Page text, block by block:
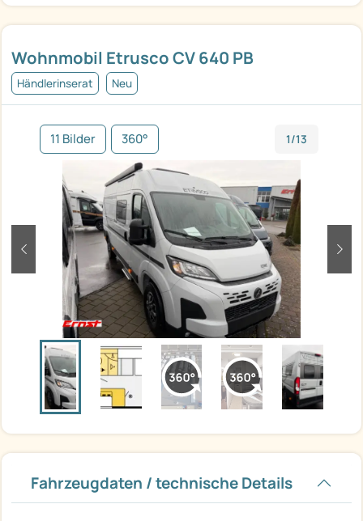
Wohnmobil Etrusco CV 640 PB
Händlerinserat Neu
11 Bilder 360° 1/13
zurück
Fahrzeugdaten / technische Details